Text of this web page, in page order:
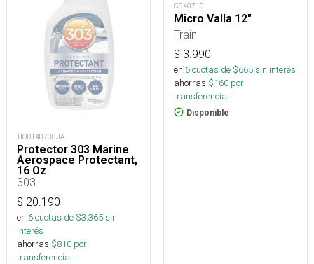
TIOD140700JA
Protector 303 Marine
Aerospace Protectant,
16 Oz
303
$ 20.190
en 6cuotas de $3.365sin
interés
ahorras $810 por
transferencia.
G040710
Micro Valla 12"
Train
$ 3.990
en 6cuotas de $665sin interés
ahorras $160 por
transferencia.
Disponible